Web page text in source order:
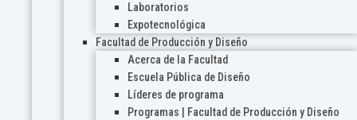
Laboratorios
Expotecnológica
Facultad de Producción y Diseño
Acerca de la Facultad
Escuela Pública de Diseño
Líderes de programa
Programas | Facultad de Producción y Diseño